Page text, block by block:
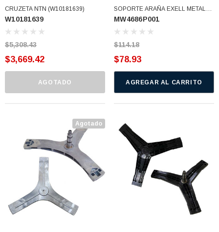
CRUZETA NTN (W10181639)
W10181639
$5,308.43
$3,669.42
AGOTADO
SOPORTE ARAÑA EXELL METAL
(MW4686P001)
MW4686P001
$114.18
$78.93
AGREGAR AL CARRITO
Agotado